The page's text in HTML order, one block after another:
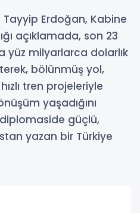
Erdoğan, Kabine
açıklamada, son 23
yüz milyarlarca dolarlık
bölünmüş yol,
tren projeleriyle
yaşadığını
güçlü,
yazan bir Türkiye